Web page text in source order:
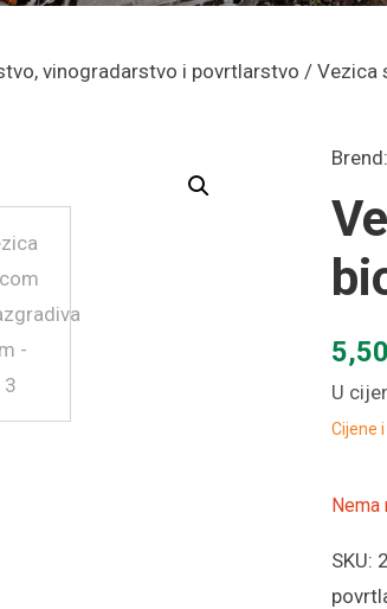
vinogradarstvo i povrtlarstvo / Vezica
Brend:
5,50
U
Cijene
Nema
SKU: